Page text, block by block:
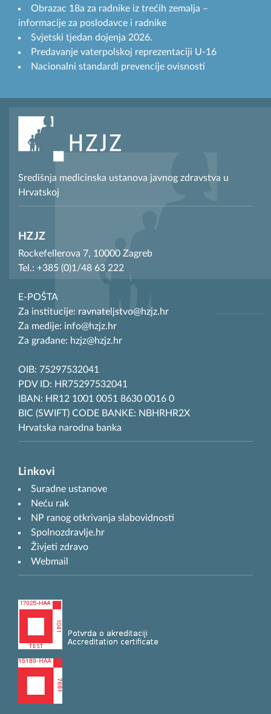
Obrazac 18a za radnike iz trećih zemalja –
informacije za poslodavce i radnike
Svjetski tjedan dojenja 2026.
Predavanje vaterpolskoj reprezentaciji U-16
Nacionalni standardi prevencije ovisnosti
Središnja medicinska ustanova javnog zdravstva u
Hrvatskoj
HZJZ
Rockefellerova 7, 10000 Zagreb
Tel.: +385 (0)1/48 63 222
E-POŠTA
Za institucije: ravnateljstvo@hzjz.hr
Za medije: info@hzjz.hr
Za građane: hzjz@hzjz.hr
OIB: 75297532041
PDV ID: HR75297532041
IBAN: HR12 1001 0051 8630 0016 0
BIC (SWIFT) CODE BANKE: NBHRHR2X
Hrvatska narodna banka
Linkovi
Suradne ustanove
Neću rak
NP ranog otkrivanja slabovidnosti
Spolnozdravlje.hr
Živjeti zdravo
Webmail